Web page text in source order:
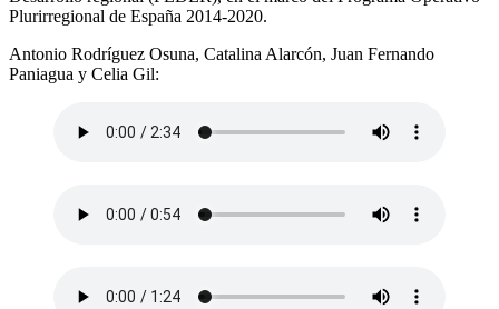
Plurirregional de España 2014-2020.
Antonio Rodríguez Osuna, Catalina Alarcón, Juan Fernando
Paniagua y Celia Gil: